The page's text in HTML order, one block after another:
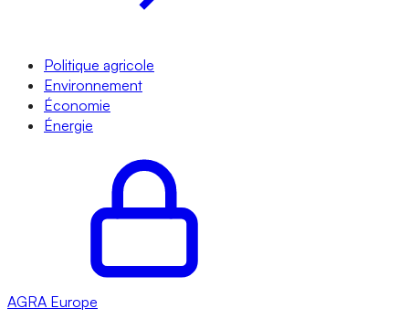
Politique agricole
Environnement
Économie
Énergie
AGRA Europe